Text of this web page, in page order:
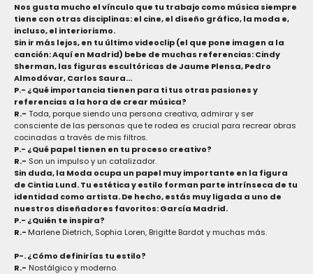
Nos gusta mucho el vínculo que tu trabajo como música siempre
tiene con otras disciplinas: el cine, el diseño gráfico, la moda e,
incluso, el interiorismo.
Sin ir más lejos, en tu último videoclip (el que pone imagen a la
canción: Aquí en Madrid) bebe de muchas referencias: Cindy
Sherman, las figuras escultóricas de Jaume Plensa, Pedro
Almodóvar, Carlos Saura…
P.- ¿Qué importancia tienen para ti tus otras pasiones y
referencias a la hora de crear música?
R.- Toda, porque siendo una persona creativa, admirar y ser
consciente de las personas que te rodea es crucial para recrear obras
cocinadas a través de mis filtros.
P.- ¿Qué papel tienen en tu proceso creativo?
R.- Son un impulso y un catalizador.
Sin duda, la Moda ocupa un papel muy importante en la figura
de Cintia Lund. Tu estética y estilo forman parte intrínseca de tu
identidad como artista. De hecho, estás muy ligada a uno de
nuestros diseñadores favoritos: García Madrid.
P.- ¿Quién te inspira?
R.- Marlene Dietrich, Sophia Loren, Brigitte Bardot y muchas más.
P-. ¿Cómo definirías tu estilo?
R.- Nostálgico y moderno.